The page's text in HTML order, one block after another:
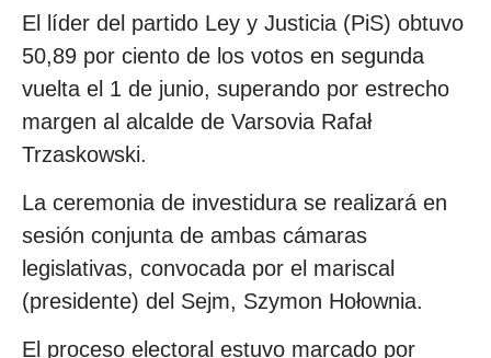
El líder del partido Ley y Justicia (PiS) obtuvo
50,89 por ciento de los votos en segunda
vuelta el 1 de junio, superando por estrecho
margen al alcalde de Varsovia Rafał
Trzaskowski.
La ceremonia de investidura se realizará en
sesión conjunta de ambas cámaras
legislativas, convocada por el mariscal
(presidente) del Sejm, Szymon Hołownia.
El proceso electoral estuvo marcado por